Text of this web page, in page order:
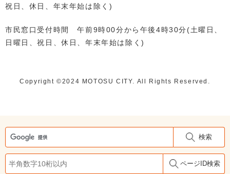
検索
ページID検索
祝日、休日、年末年始は除く)
市民窓口受付時間 午前9時00分から午後4時30分(土曜日、
日曜日、祝日、休日、年末年始は除く)
Copyright ©️2024 MOTOSU CITY. All Rights Reserved.